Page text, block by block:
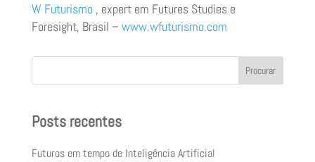
W Futurismo , expert em Futures Studies e
Foresight, Brasil – www.wfuturismo.com
Procurar
Posts recentes
Futuros em tempo de Inteligência Artificial